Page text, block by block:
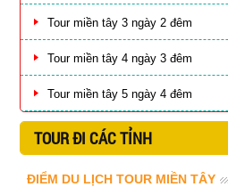
Tour miền tây 3 ngày 2 đêm
Tour miền tây 4 ngày 3 đêm
Tour miền tây 5 ngày 4 đêm
TOUR ĐI CÁC TỈNH
ĐIỂM DU LỊCH TOUR MIỀN TÂY